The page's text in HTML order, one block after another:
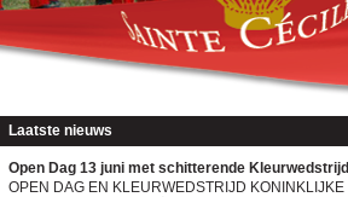
Laatste nieuws
Open Dag 13 juni met schitterende Kleurwedstrijd
OPEN DAG EN KLEURWEDSTRIJD KONINKLIJKE